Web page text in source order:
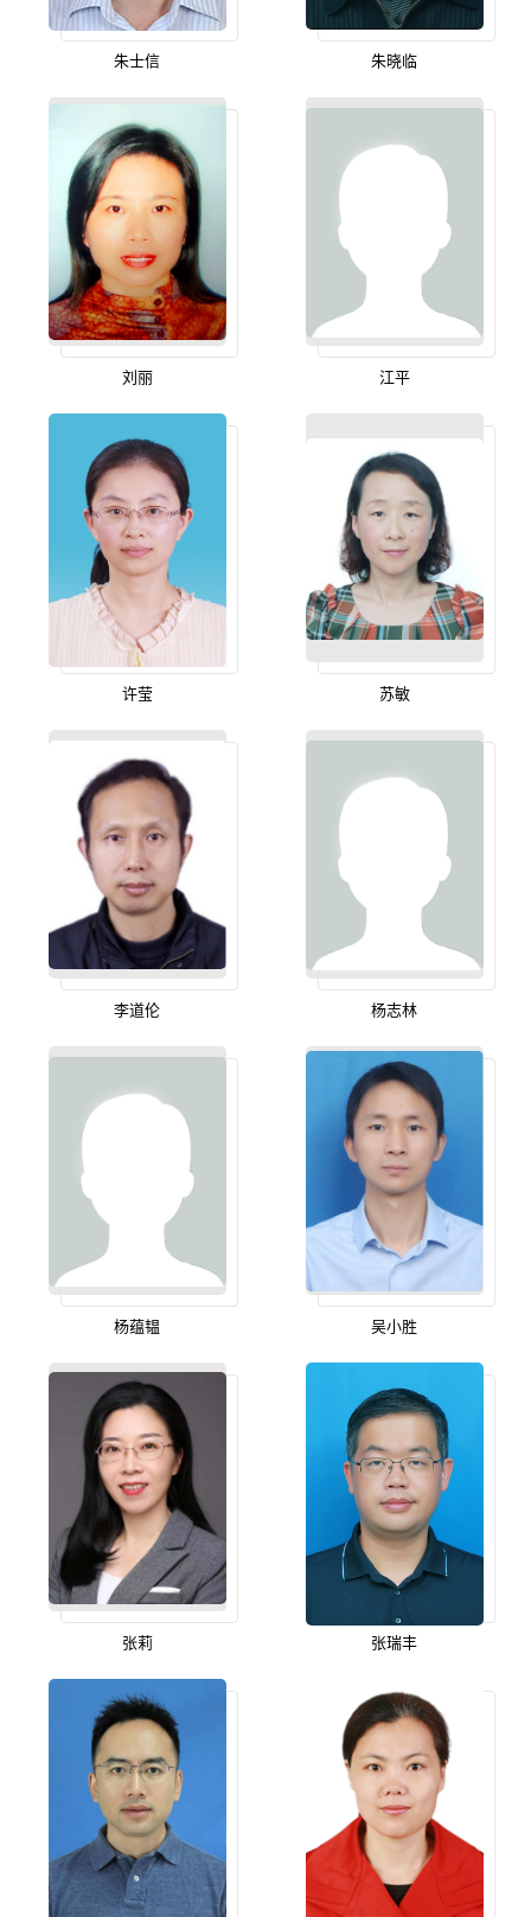
朱士信 朱晓临
刘丽 江平
许莹 苏敏
李道伦 杨志林
杨蕴韫 吴小胜
张莉 张瑞丰